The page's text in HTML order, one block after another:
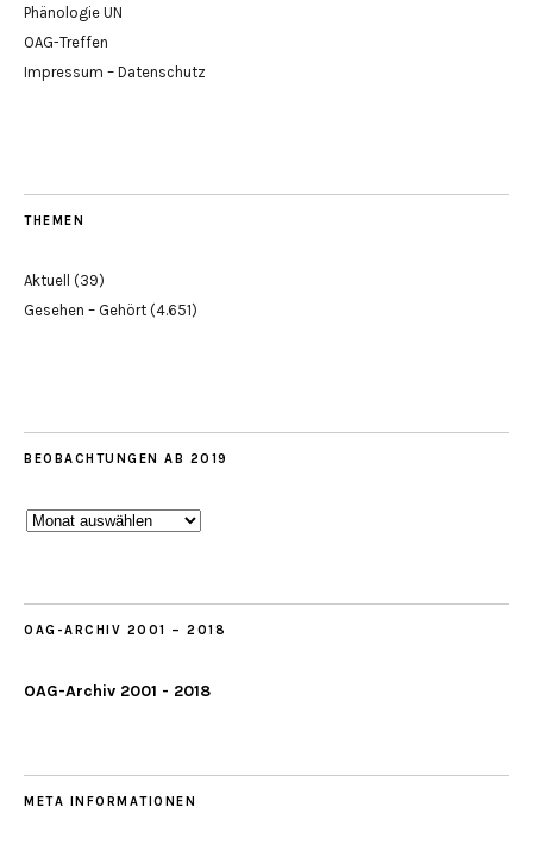
Phänologie UN
OAG-Treffen
Impressum – Datenschutz
THEMEN
Aktuell
(39)
Gesehen – Gehört (4.651)
BEOBACHTUNGEN AB 2019
Beobachtungen
OAG-ARCHIV 2001 – 2018
OAG-Archiv 2001 - 2018
META INFORMATIONEN